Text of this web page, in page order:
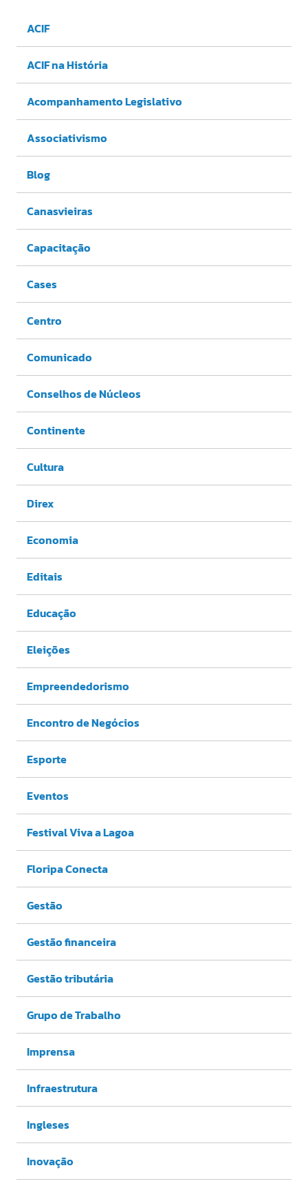
ACIF
ACIF na História
Acompanhamento Legislativo
Associativismo
Blog
Canasvieiras
Capacitação
Cases
Centro
Comunicado
Conselhos de Núcleos
Continente
Cultura
Direx
Economia
Editais
Educação
Eleições
Empreendedorismo
Encontro de Negócios
Esporte
Eventos
Festival Viva a Lagoa
Floripa Conecta
Gestão
Gestão financeira
Gestão tributária
Grupo de Trabalho
Imprensa
Infraestrutura
Ingleses
Inovação